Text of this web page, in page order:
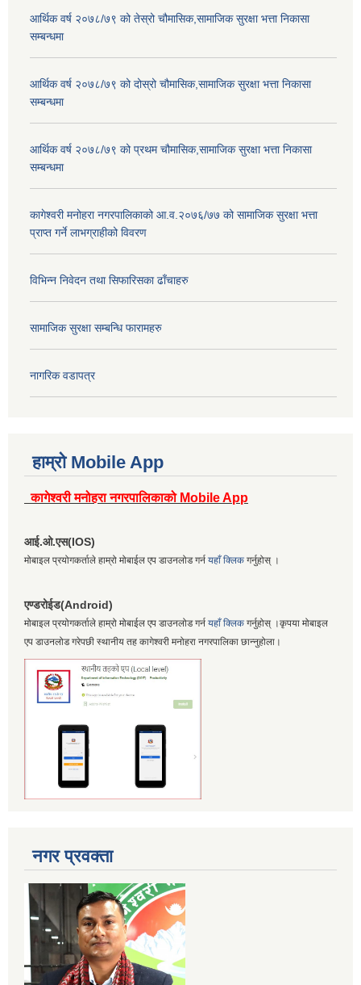
आर्थिक वर्ष २०७८/७९ को तेस्रो चौमासिक,सामाजिक सुरक्षा भत्ता निकासा
सम्बन्धमा
आर्थिक वर्ष २०७८/७९ को दोस्रो चौमासिक,सामाजिक सुरक्षा भत्ता निकासा
सम्बन्धमा
आर्थिक वर्ष २०७८/७९ को प्रथम चौमासिक,सामाजिक सुरक्षा भत्ता निकासा
सम्बन्धमा
कागेश्वरी मनोहरा नगरपालिकाको आ.व.२०७६/७७ को सामाजिक सुरक्षा भत्ता
प्राप्त गर्ने लाभग्राहीको विवरण
विभिन्न निवेदन तथा सिफारिसका ढाँचाहरु
सामाजिक सुरक्षा सम्बन्धि फारामहरु
नागरिक वडापत्र
हाम्रो Mobile App
कागेश्वरी मनोहरा नगरपालिकाको Mobile App
आई.ओ.एस(IOS)
मोबाइल प्रयोगकर्ताले हाम्रो मोबाईल एप डाउनलोड गर्न यहाँ क्लिक गर्नुहोस् ।
एण्डरोईड(Android)
मोबाइल प्रयोगकर्ताले हाम्रो मोबाईल एप डाउनलोड गर्न यहाँ क्लिक गर्नुहोस् ।कृपया मोबाइल
एप डाउनलोड गरेपछी स्थानीय तह कागेश्वरी मनोहरा नगरपालिका छान्नुहोला।
नगर प्रवक्ता